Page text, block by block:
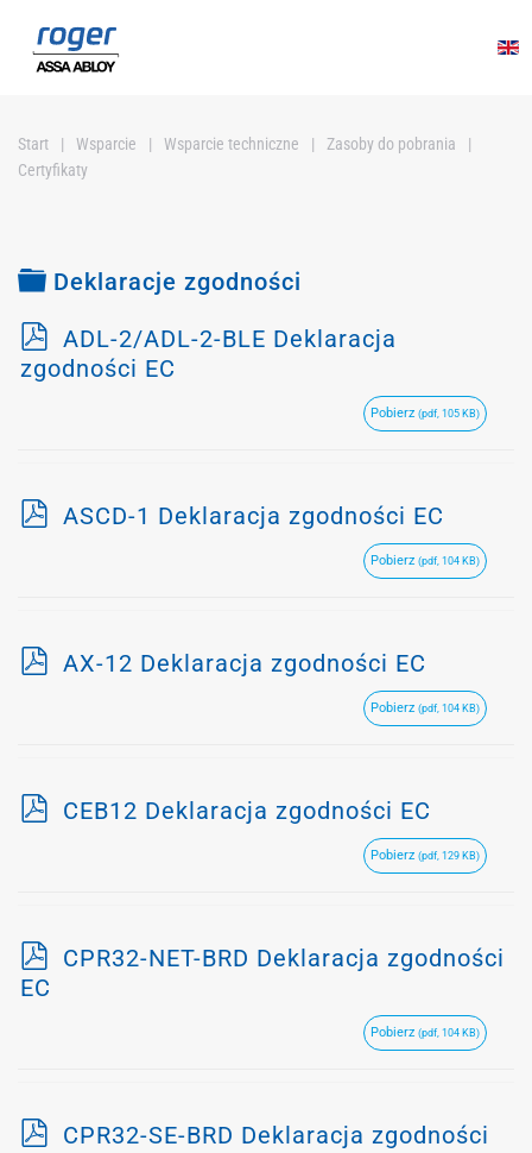
Przejdź do głównej treści
Start Wsparcie Wsparcie techniczne
Zasoby do pobrania
Certyfikaty
Folder
Deklaracje zgodności
p
d
ADL-2/ADL-2-BLE Deklaracja
zgodności EC
Pobierz (pdf, 105 KB)
p
ASCD-1 Deklaracja zgodności EC
Pobierz (pdf, 104 KB)
p
AX-12 Deklaracja zgodności EC
Pobierz (pdf, 104 KB)
pCEB12 Deklaracja zgodności EC
Pobierz (pdf, 129 KB)
pCPR32-NET-BRD Deklaracja zgodności
EC
Pobierz (pdf, 104 KB)
pCPR32-SE-BRD Deklaracja zgodności